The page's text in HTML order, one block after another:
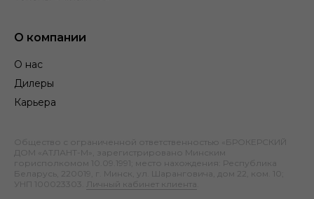
О компании
О нас
Дилеры
Карьера
Общество с ограниченной ответственностью «БРОКЕРСКИЙ
ДОМ «АТЛАНТ-М», зарегистрировано Минским
горисполкомом 10.09.1991; место нахождения: Республика
Беларусь, 220019, г. Минск, ул. Шаранговича, дом 22, ком. 10;
УНП 100023303.
Личный кабинет клиента